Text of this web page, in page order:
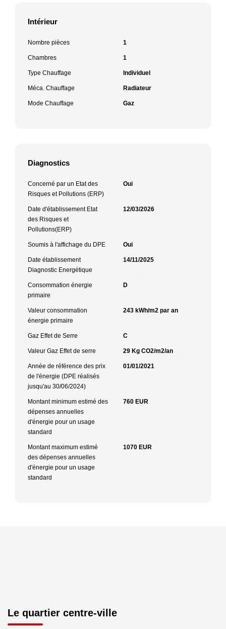
Intérieur
Nombre pièces 1
Chambres 1
Type Chauffage Individuel
Méca. Chauffage Radiateur
Mode Chauffage Gaz
Diagnostics
Concerné par un Etat des
Risques et Pollutions (ERP)
Oui
Date d'établissement Etat
des Risques et
Pollutions(ERP)
12/03/2026
Soumis à l'affichage du DPE Oui
Date établissement
Diagnostic Energétique
14/11/2025
Consommation énergie
primaire
D
Valeur consommation
énergie primaire
243 kWh/m2 par an
Gaz Effet de Serre C
Valeur Gaz Effet de serre 29 Kg CO2/m2/an
Année de référence des prix
de l'énergie (DPE réalisés
jusqu'au 30/06/2024)
01/01/2021
Montant minimum estimé des
dépenses annuelles
d'énergie pour un usage
standard
760 EUR
Montant maximum estimé
des dépenses annuelles
d'énergie pour un usage
standard
1070 EUR
Le quartier centre-ville